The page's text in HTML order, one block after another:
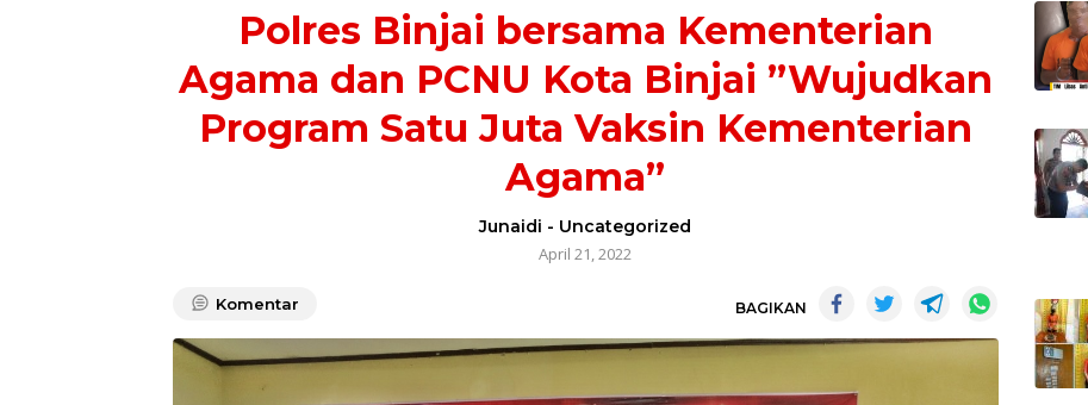
Polres Binjai bersama Kementerian
Agama dan PCNU Kota Binjai ”Wujudkan
Program Satu Juta Vaksin Kementerian
Agama”
Junaidi - Uncategorized
April 21, 2022
Komentar BAGIKAN